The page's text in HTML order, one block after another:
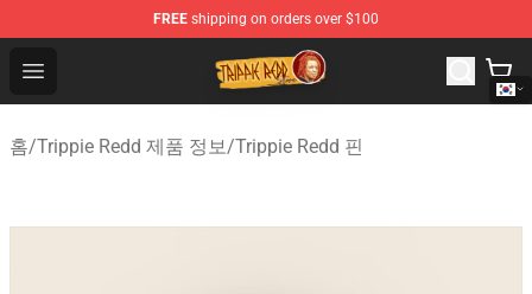
FREE shipping on orders over $100
Open menu
Trippie Redd Store - Official Trippie Redd Merchandise
홈/Trippie Redd 제품 정보/Trippie Redd 핀